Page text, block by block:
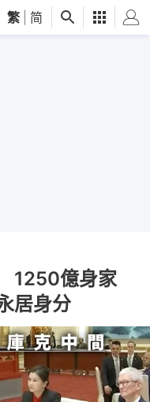
繁 简
1250億身家
居身分